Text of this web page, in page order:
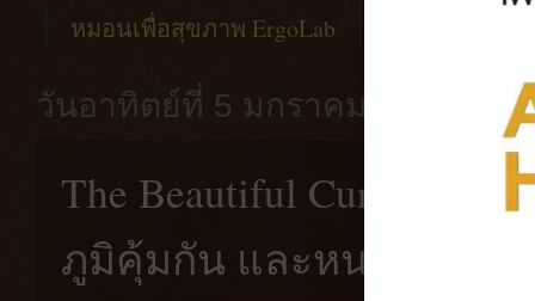
หมอนเพื่อสุขภาพ ErgoLab
วันอาทิตย์ที่ 5 มกราคม พ.ศ. 2563
The Beautiful Cure | คว
ภูมิคุ้มกัน และหนทางการ